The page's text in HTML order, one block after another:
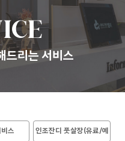
드리는 서비스
스 인조잔디 풋살장(유료/예